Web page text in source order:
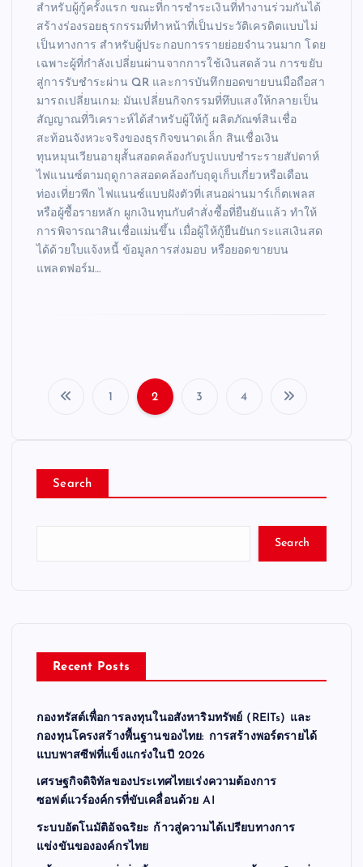
สำหรับผู้กู้ครั้งแรก ขณะที่การชำระเงินที่ทำงานร่วมกันได้
สร้างร่องรอยธุรกรรมที่ทำหน้าที่เป็นประวัติเครดิตแบบไม่
เป็นทางการ สำหรับผู้ประกอบการรายย่อยจำนวนมาก โดย
เฉพาะผู้ที่กำลังเปลี่ยนผ่านจากการใช้เงินสดล้วน การขยับ
สู่การรับชำระผ่าน QR และการบันทึกยอดขายบนมือถือสา
มารถเปลี่ยนเกม: มันเปลี่ยนกิจกรรมที่ทึบแสงให้กลายเป็น
สัญญาณที่วิเคราะห์ได้สำหรับผู้ให้กู้ ผลิตภัณฑ์สินเชื่อ
สะท้อนจังหวะจริงของธุรกิจขนาดเล็ก สินเชื่อเงิน
ทุนหมุนเวียนอายุสั้นสอดคล้องกับรูปแบบชำระรายสัปดาห์
ไฟแนนซ์ตามฤดูกาลสอดคล้องกับฤดูเก็บเกี่ยวหรือเดือน
ท่องเที่ยวพีก ไฟแนนซ์แบบฝังตัวที่เสนอผ่านมาร์เก็ตเพลส
หรือผู้ซื้อรายหลัก ผูกเงินทุนกับคำสั่งซื้อที่ยืนยันแล้ว ทำให้
การพิจารณาสินเชื่อแม่นขึ้น เมื่อผู้ให้กู้ยืนยันกระแสเงินสด
ได้ด้วยใบแจ้งหนี้ ข้อมูลการส่งมอบ หรือยอดขายบน
แพลตฟอร์ม…
s
g
i
n
a
1 2 3 4
Search
Search
Recent Posts
กองทรัสต์เพื่อการลงทุนในอสังหาริมทรัพย์ (REITs) และ
กองทุนโครงสร้างพื้นฐานของไทย: การสร้างพอร์ตรายได้
แบบพาสซีฟที่แข็งแกร่งในปี 2026
เศรษฐกิจดิจิทัลของประเทศไทยเร่งความต้องการ
ซอฟต์แวร์องค์กรที่ขับเคลื่อนด้วย AI
ระบบอัตโนมัติอัจฉริยะ ก้าวสู่ความได้เปรียบทางการ
แข่งขันขององค์กรไทย